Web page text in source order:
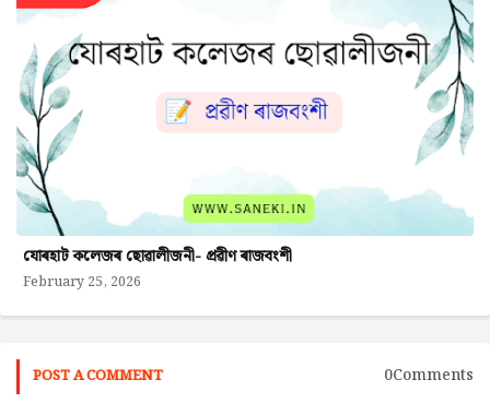
যোৰহাট কলেজৰ ছোৱালীজনী- প্ৰৱীণ ৰাজবংশী
February 25, 2026
POST A COMMENT 0Comments